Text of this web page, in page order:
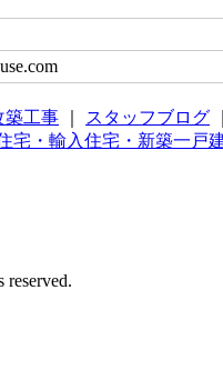
築工事 スタッフブログ